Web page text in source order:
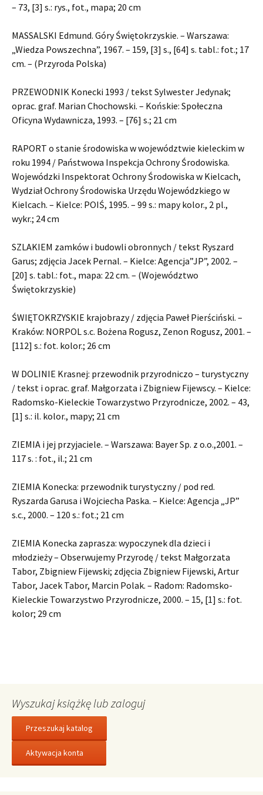
– 73, [3] s.: rys., fot., mapa; 20 cm
MASSALSKI Edmund. Góry Świętokrzyskie. – Warszawa:
„Wiedza Powszechna”, 1967. – 159, [3] s., [64] s. tabl.: fot.; 17
cm. – (Przyroda Polska)
PRZEWODNIK Konecki 1993 / tekst Sylwester Jedynak;
oprac. graf. Marian Chochowski. – Końskie: Społeczna
Oficyna Wydawnicza, 1993. – [76] s.; 21 cm
RAPORT o stanie środowiska w województwie kieleckim w
roku 1994 / Państwowa Inspekcja Ochrony Środowiska.
Wojewódzki Inspektorat Ochrony Środowiska w Kielcach,
Wydział Ochrony Środowiska Urzędu Wojewódzkiego w
Kielcach. – Kielce: POIŚ, 1995. – 99 s.: mapy kolor., 2 pl.,
wykr.; 24 cm
SZLAKIEM zamków i budowli obronnych / tekst Ryszard
Garus; zdjęcia Jacek Pernal. – Kielce: Agencja”JP”, 2002. –
[20] s. tabl.: fot., mapa: 22 cm. – (Województwo
Świętokrzyskie)
ŚWIĘTOKRZYSKIE krajobrazy / zdjęcia Paweł Pierściński. –
Kraków: NORPOL s.c. Bożena Rogusz, Zenon Rogusz, 2001. –
[112] s.: fot. kolor.; 26 cm
W DOLINIE Krasnej: przewodnik przyrodniczo – turystyczny
/ tekst i oprac. graf. Małgorzata i Zbigniew Fijewscy. – Kielce:
Radomsko-Kieleckie Towarzystwo Przyrodnicze, 2002. – 43,
[1] s.: il. kolor., mapy; 21 cm
ZIEMIA i jej przyjaciele. – Warszawa: Bayer Sp. z o.o.,2001. –
117 s. : fot., il.; 21 cm
ZIEMIA Konecka: przewodnik turystyczny / pod red.
Ryszarda Garusa i Wojciecha Paska. – Kielce: Agencja „JP”
s.c., 2000. – 120 s.: fot.; 21 cm
ZIEMIA Konecka zaprasza: wypoczynek dla dzieci i
młodzieży – Obserwujemy Przyrodę / tekst Małgorzata
Tabor, Zbigniew Fijewski; zdjęcia Zbigniew Fijewski, Artur
Tabor, Jacek Tabor, Marcin Polak. – Radom: Radomsko-
Kieleckie Towarzystwo Przyrodnicze, 2000. – 15, [1] s.: fot.
kolor; 29 cm
Wyszukaj książkę lub zaloguj